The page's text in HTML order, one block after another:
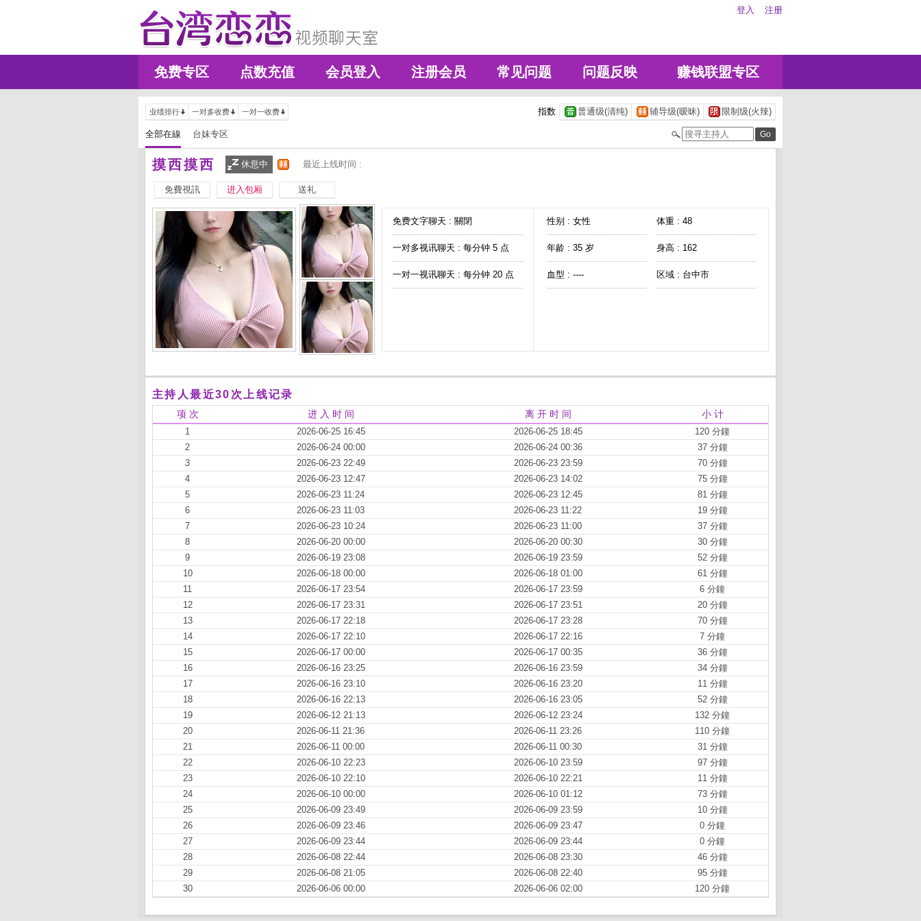
登入 注册
免费专区 点数充值 会员登入 注册会员 常见问题 问题反映 赚钱联盟专区
业绩排行 一对多收费 一对一收费 指数 普通级(清纯) 辅导级(暧昧) 限制级(火辣)
全部在線 台妹专区
摸西摸西 休息中 最近上线时间 :
免費視訊 进入包厢 送礼
免费文字聊天 : 關閉
一对多视讯聊天 : 每分钟 5 点
一对一视讯聊天 : 每分钟 20 点
性别 : 女性 体重 : 48
年龄 : 35 岁 身高 : 162
血型 : ---- 区域 : 台中市
主持人最近30次上线记录
项 次 进 入 时 间 离 开 时 间 小 计
1 2026-06-25 16:45 2026-06-25 18:45
120 分鐘
2
2026-06-24 00:00 2026-06-24 00:36
37 分鐘
3
2026-06-23 22:49 2026-06-23 23:59
70 分鐘
4
2026-06-23 12:47 2026-06-23 14:02
75 分鐘
5
2026-06-23 11:24 2026-06-23 12:45
81 分鐘
6
2026-06-23 11:03 2026-06-23 11:22
19 分鐘
7
2026-06-23 10:24 2026-06-23 11:00
37 分鐘
8
2026-06-20 00:00 2026-06-20 00:30
30 分鐘
9
2026-06-19 23:08 2026-06-19 23:59
52 分鐘
10
2026-06-18 00:00 2026-06-18 01:00
61 分鐘
11
2026-06-17 23:54 2026-06-17 23:59
6 分鐘
12
2026-06-17 23:31 2026-06-17 23:51
20 分鐘
13
2026-06-17 22:18 2026-06-17 23:28
70 分鐘
14
2026-06-17 22:10 2026-06-17 22:16
7 分鐘
15
2026-06-17 00:00 2026-06-17 00:35
36 分鐘
16
2026-06-16 23:25 2026-06-16 23:59
34 分鐘
17
2026-06-16 23:10 2026-06-16 23:20
11 分鐘
18
2026-06-16 22:13 2026-06-16 23:05
52 分鐘
19
2026-06-12 21:13 2026-06-12 23:24
132 分鐘
20
2026-06-11 21:36 2026-06-11 23:26
110 分鐘
21
2026-06-11 00:00 2026-06-11 00:30
31 分鐘
22
2026-06-10 22:23 2026-06-10 23:59
97 分鐘
23
2026-06-10 22:10 2026-06-10 22:21
11 分鐘
24
2026-06-10 00:00 2026-06-10 01:12
73 分鐘
25
2026-06-09 23:49 2026-06-09 23:59
10 分鐘
26
2026-06-09 23:46 2026-06-09 23:47
0 分鐘
27
2026-06-09 23:44 2026-06-09 23:44
0 分鐘
28
2026-06-08 22:44 2026-06-08 23:30
46 分鐘
29
2026-06-08 21:05 2026-06-08 22:40
95 分鐘
30
2026-06-06 00:00 2026-06-06 02:00 120 分鐘